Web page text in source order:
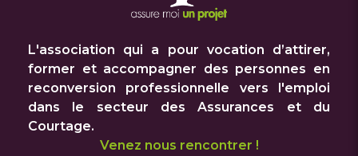
L'association qui a pour vocation d’attirer,
former et accompagner des personnes en
reconversion professionnelle vers l'emploi
dans le secteur des Assurances et du
Courtage.
Venez nous rencontrer !